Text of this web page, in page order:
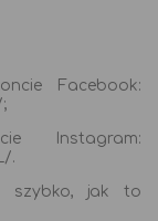
Facebook:
Instagram:
.
szybko, jak to